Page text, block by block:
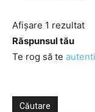
Afișare 1 rezultat
Răspunsul tău
Te rog să te
Căutare